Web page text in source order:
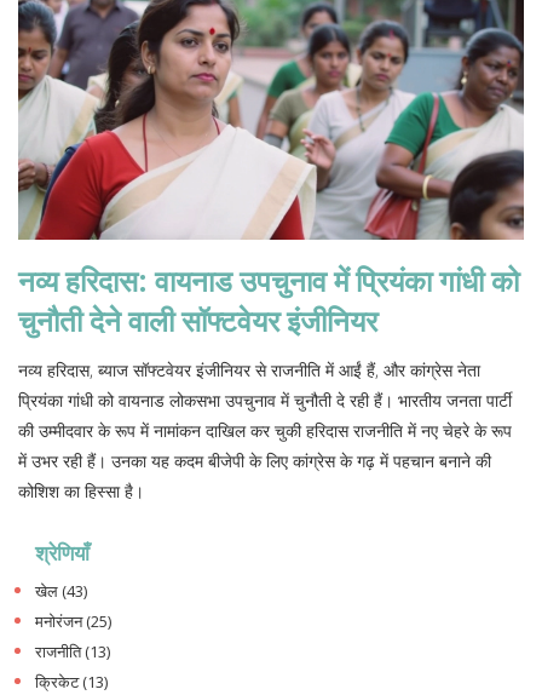
नव्य हरिदास: वायनाड उपचुनाव में प्रियंका गांधी को
चुनौती देने वाली सॉफ्टवेयर इंजीनियर
नव्य हरिदास, ब्याज सॉफ्टवेयर इंजीनियर से राजनीति में आईं हैं, और कांग्रेस नेता
प्रियंका गांधी को वायनाड लोकसभा उपचुनाव में चुनौती दे रही हैं। भारतीय जनता पार्टी
की उम्मीदवार के रूप में नामांकन दाखिल कर चुकी हरिदास राजनीति में नए चेहरे के रूप
में उभर रही हैं। उनका यह कदम बीजेपी के लिए कांग्रेस के गढ़ में पहचान बनाने की
कोशिश का हिस्सा है।
श्रेणियाँ
खेल (43)
मनोरंजन(25)
राजनीति(13)
क्रिकेट(13)